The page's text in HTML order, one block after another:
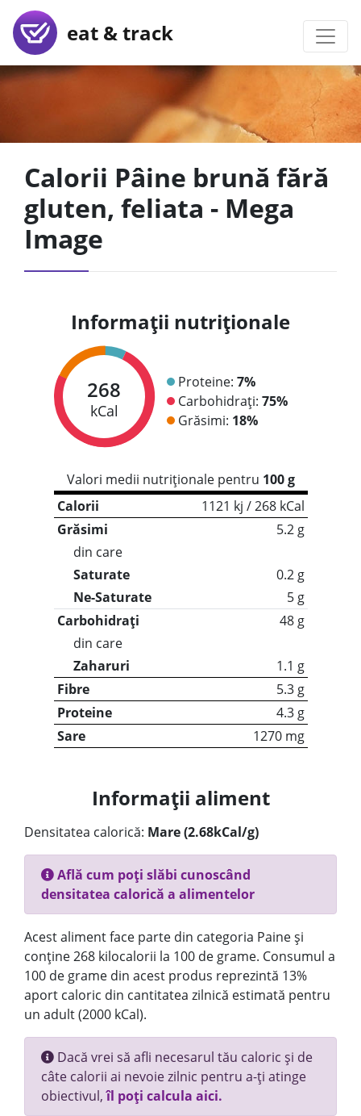
eat & track
Calorii Pâine brună fără
gluten, feliata - Mega
Image
Informații nutriționale
268
kCal
Proteine: 7%
Carbohidrați: 75%
Grăsimi: 18%
Valori medii nutriționale pentru 100 g
Calorii
1121 kj / 268 kCal
Grăsimi
5.2 g
din care
Saturate
0.2 g
Ne-Saturate
5 g
Carbohidrați
48 g
din care
Zaharuri
1.1 g
Fibre
5.3 g
Proteine
4.3 g
Sare
1270 mg
Informații aliment
Densitatea calorică: Mare (2.68kCal/g)
Află cum poți slăbi cunoscând
densitatea calorică a alimentelor
Acest aliment face parte din categoria Paine și
conține 268 kilocalorii la 100 de grame. Consumul a
100 de grame din acest produs reprezintă 13%
aport caloric din cantitatea zilnică estimată pentru
un adult (2000 kCal).
Dacă vrei să afli necesarul tău caloric și de
câte calorii ai nevoie zilnic pentru a-ți atinge
obiectivul,îl poți calcula aici.